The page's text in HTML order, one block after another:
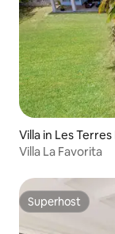
Villa in Les Terres
Villa La Favorita
Superhost
Superhost